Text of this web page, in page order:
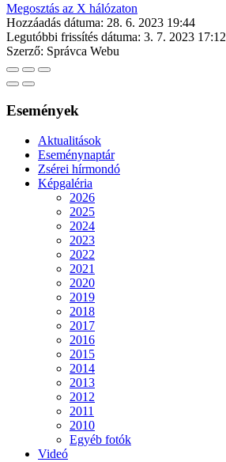
Megosztás az X hálózaton
Hozzáadás dátuma: 28. 6. 2023 19:44
Legutóbbi frissítés dátuma: 3. 7. 2023 17:12
Szerző: Správca Webu
Események
Aktualitások
Eseménynaptár
Zsérei hírmondó
Képgaléria
2026
2025
2024
2023
2022
2021
2020
2019
2018
2017
2016
2015
2014
2013
2012
2011
2010
Egyéb fotók
Videó